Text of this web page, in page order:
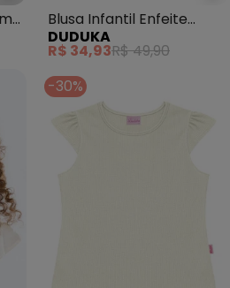
Blusa Infantil Enfeite
Lateral (Bege)
DUDUKA
R$ 34,93R$ 49,90
-30%